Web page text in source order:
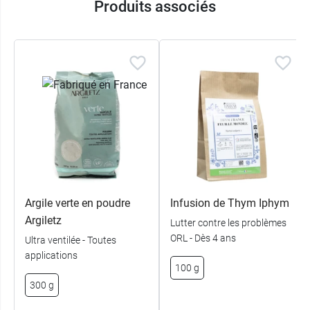
Produits associés
Argile verte en poudre
Argiletz
Ultra ventilée - Toutes
applications
300 g
Infusion de Thym Iphym
Lutter contre les problèmes
ORL - Dès 4 ans
100 g